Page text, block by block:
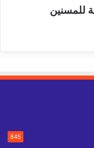
للمسنين
845